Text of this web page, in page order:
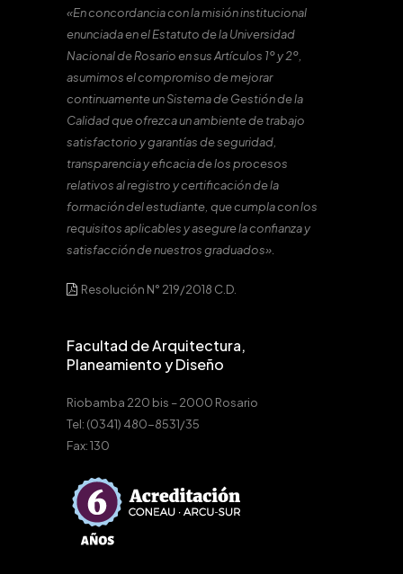
«En concordancia con la misión institucional
enunciada en el Estatuto de la Universidad
Nacional de Rosario en sus Artículos 1º y 2º,
asumimos el compromiso de mejorar
continuamente un Sistema de Gestión de la
Calidad que ofrezca un ambiente de trabajo
satisfactorio y garantías de seguridad,
transparencia y eficacia de los procesos
relativos al registro y certificación de la
formación del estudiante, que cumpla con los
requisitos aplicables y asegure la confianza y
satisfacción de nuestros graduados».
Resolución N° 219/2018 C.D.
Facultad de Arquitectura,
Planeamiento y Diseño
Riobamba 220 bis – 2000 Rosario
Tel: (0341) 480-8531/35
Fax: 130